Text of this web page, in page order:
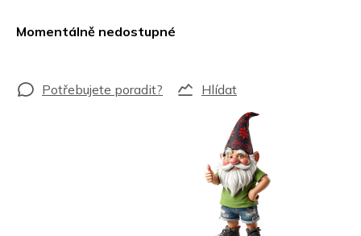
Momentálně nedostupné
Hlídat